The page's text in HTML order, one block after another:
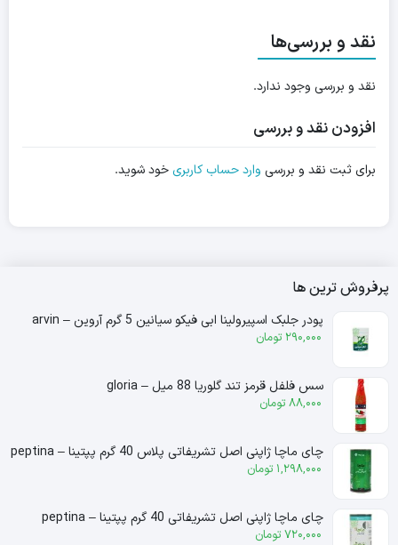
نقد و بررسی‌ها
نقد و بررسی وجود ندارد.
افزودن نقد و بررسی
برای ثبت نقد و بررسی وارد حساب کاربریخود شوید.
پرفروش ترین ها
پودر جلبک اسپیرولینا ابی فیکو سیانین 5 گرم آروین – arvin
290,000 تومان
سس فلفل قرمز تند گلوریا 88 میل – gloria
88,000 تومان
چای ماچا ژاپنی اصل تشریفاتی پلاس 40 گرم پپتینا – peptina
1,298,000 تومان
چای ماچا ژاپنی اصل تشریفاتی 40 گرم پپتینا – peptina
720,000 تومان